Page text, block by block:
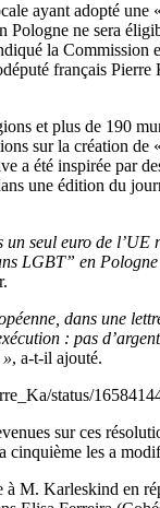
ayant adopté une
Pologne ne sera
la Commission
français
et plus de 190
sur la création de
a été inspirée par
une édition du
un seul euro de l’UE
LGBT” en Pologne
dans une
: pas
, a-t-il ajouté.
status/
sur ces
cinquième les a
à M. Karleskind en